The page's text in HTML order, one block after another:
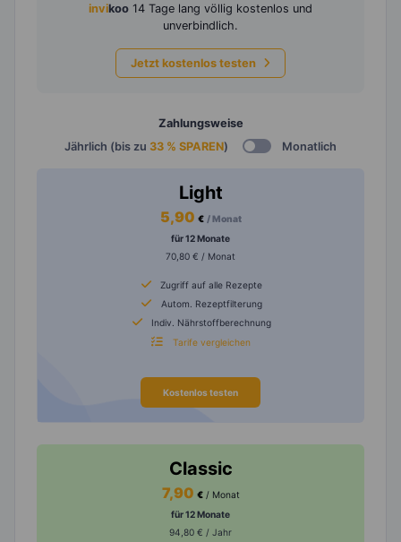
invikoo 14 Tage lang völlig kostenlos und
unverbindlich.
Jetzt kostenlos testen
Zahlungsweise
Jährlich (bis zu 33 % SPAREN) Monatlich
Light
5,90 € / Monat
für 12 Monate
70,80 € / Monat
Zugriff auf alle Rezepte
Autom. Rezeptfilterung
Indiv. Nährstoffberechnung
Tarife vergleichen
Kostenlos testen
Classic
7,90 € / Monat
für 12 Monate
94,80 € / Jahr